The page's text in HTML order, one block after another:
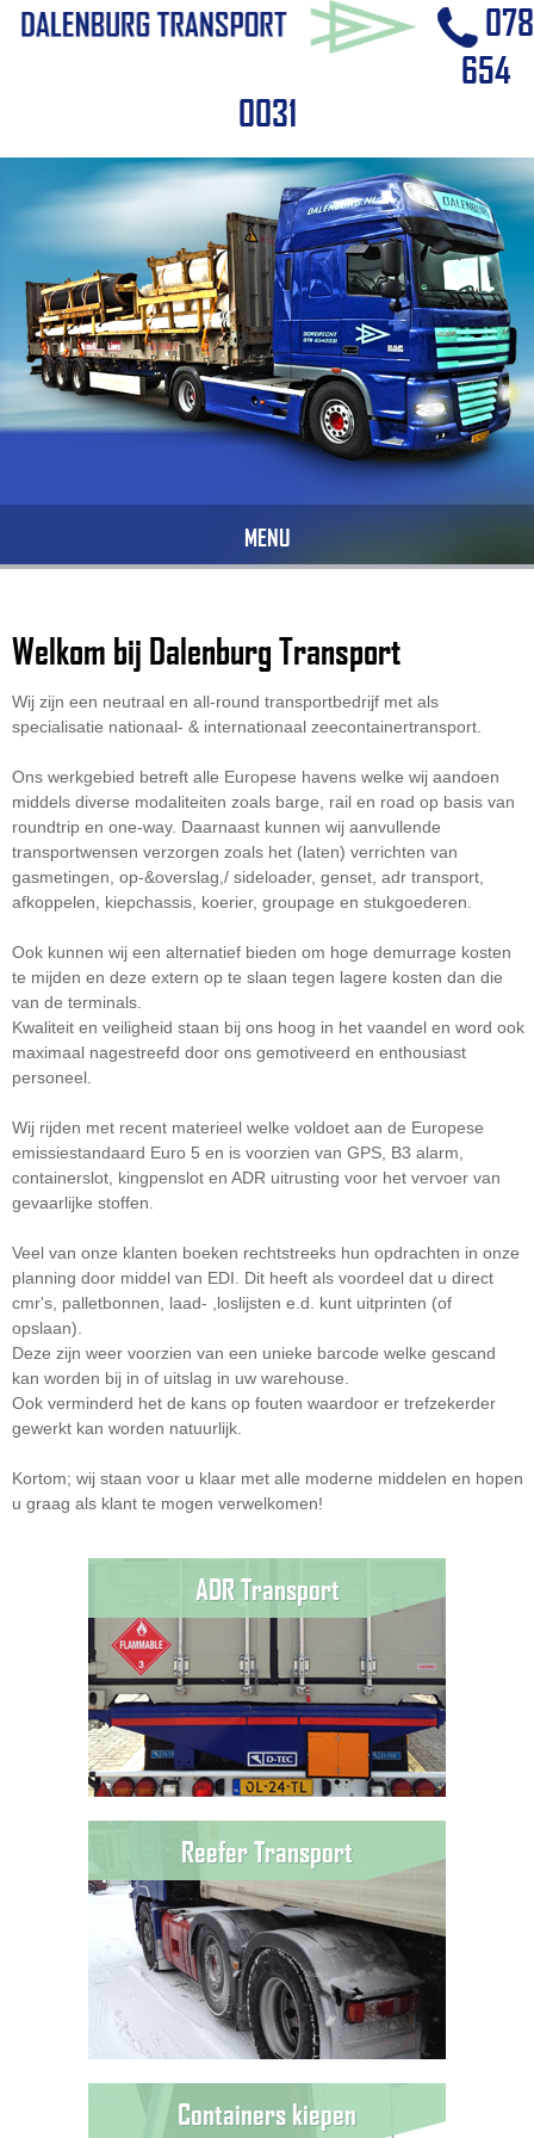
078
654
0031
MENU
Welkom bij Dalenburg Transport
Wij zijn een neutraal en all-round transportbedrijf met als
specialisatie nationaal- & internationaal zeecontainertransport.
Ons werkgebied betreft alle Europese havens welke wij aandoen
middels diverse modaliteiten zoals barge, rail en road op basis van
roundtrip en one-way. Daarnaast kunnen wij aanvullende
transportwensen verzorgen zoals het (laten) verrichten van
gasmetingen, op-&overslag,/ sideloader, genset, adr transport,
afkoppelen, kiepchassis, koerier, groupage en stukgoederen.
Ook kunnen wij een alternatief bieden om hoge demurrage kosten
te mijden en deze extern op te slaan tegen lagere kosten dan die
van de terminals.
Kwaliteit en veiligheid staan bij ons hoog in het vaandel en word ook
maximaal nagestreefd door ons gemotiveerd en enthousiast
personeel.
Wij rijden met recent materieel welke voldoet aan de Europese
emissiestandaard Euro 5 en is voorzien van GPS, B3 alarm,
containerslot, kingpenslot en ADR uitrusting voor het vervoer van
gevaarlijke stoffen.
Veel van onze klanten boeken rechtstreeks hun opdrachten in onze
planning door middel van EDI. Dit heeft als voordeel dat u direct
cmr's, palletbonnen, laad- ,loslijsten e.d. kunt uitprinten (of
opslaan).
Deze zijn weer voorzien van een unieke barcode welke gescand
kan worden bij in of uitslag in uw warehouse.
Ook verminderd het de kans op fouten waardoor er trefzekerder
gewerkt kan worden natuurlijk.
Kortom; wij staan voor u klaar met alle moderne middelen en hopen
u graag als klant te mogen verwelkomen!
ADR Transport
Reefer Transport
Containers kiepen